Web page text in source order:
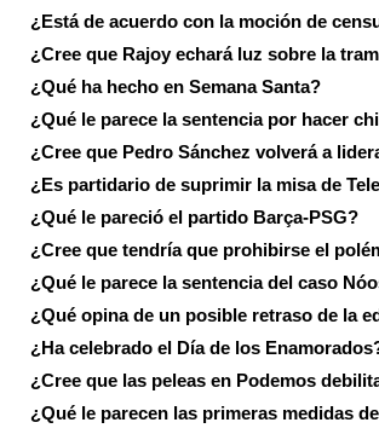
¿Está de acuerdo con la moción de
¿Cree que Rajoy echará luz sobre la
¿Qué ha hecho en Semana Santa?
¿Qué le parece la sentencia por hacer
¿Cree que Pedro Sánchez volverá a
¿Es partidario de suprimir la misa de
¿Qué le pareció el partido Barça-PSG?
¿Cree que tendría que prohibirse el
¿Qué le parece la sentencia del caso
¿Qué opina de un posible retraso de la
¿Ha celebrado el Día de los
¿Cree que las peleas en Podemos
¿Qué le parecen las primeras medidas